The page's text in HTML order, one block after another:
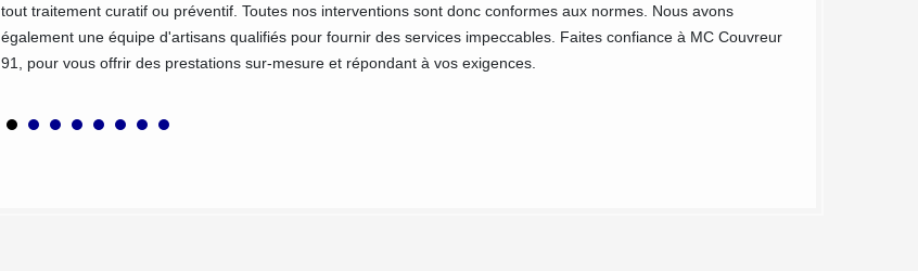
tout traitement curatif ou préventif. Toutes nos interventions sont donc conformes aux normes. Nous avons
également une équipe d'artisans qualifiés pour fournir des services impeccables. Faites confiance à MC Couvreur
91, pour vous offrir des prestations sur-mesure et répondant à vos exigences.